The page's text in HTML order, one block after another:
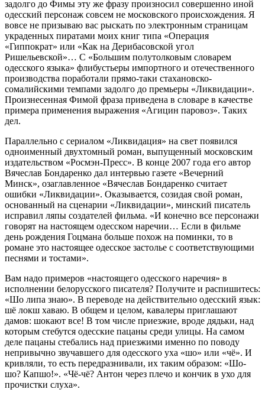
задолго до Фимы эту же фразу произносил совершенно иной
одесский персонаж совсем не московского происхождения. Я
вовсе не призываю вас рыскать по электронным страницам
украденных пиратами моих книг типа «Операция
«Гиппократ» или «Как на Дерибасовской угол
Ришельевской»… С «Большим полутолковым словарем
одесского языка» флибустьеры импортного и отечественного
производства поработали прямо-таки стахановско-
сомалийскими темпами задолго до премьеры «Ликвидации».
Произнесенная Фимой фраза приведена в словаре в качестве
примера применения выражения «Агицин паровоз». Таких
дел.
Параллельно с сериалом «Ликвидация» на свет появился
одноименный двухтомный роман, выпущенный московским
издательством «Росмэн-Пресс». В конце 2007 года его автор
Вячеслав Бондаренко дал интервью газете «Вечерний
Минск», озаглавленное «Вячеслав Бондаренко считает
ошибки «Ликвидации». Оказывается, созидая свой роман,
основанный на сценарии «Ликвидации», минский писатель
исправил ляпы создателей фильма. «И конечно все персонажи
говорят на настоящем одесском наречии… Если в фильме
день рождения Гоцмана больше похож на поминки, то в
романе это настоящее одесское застолье с соответствующими
песнями и тостами».
Вам надо примеров «настоящего одесского наречия» в
исполнении белорусского писателя? Получите и распишитесь:
«Шо липа знаю». В переводе на действительно одесский язык:
шё локш хаваю. В общем и целом, кавалеры приглашают
дамов: шокают все! В том числе приезжие, вроде дядьки, над
которым стебутся одесские пацаны среди улицы. На самом
деле пацаны стебались над приезжими именно по поводу
непривычно звучавшего для одесского уха «шо» или «чё». И
кривляли, то есть передразнивали, их таким образом: «Шо-
шо? Капшо!». «Чё-чё? Антон через плечо и кончик в ухо для
прочистки слуха».